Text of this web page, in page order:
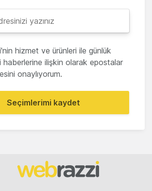
hizmet ve ürünleri ile günlük
haberlerine ilişkin olarak epostalar
onaylıyorum.
Seçimlerimi kaydet